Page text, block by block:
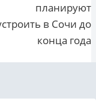
планируют
в Сочи до
конца года